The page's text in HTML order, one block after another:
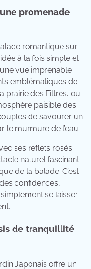
promenade
romantique sur
à la fois simple et
vue imprenable
emblématiques de
prairie des Filtres, ou
paisible des
de savourer un
le murmure de l’eau.
ses reflets rosés
naturel fascinant
de la balade. C’est
confidences,
se laisser
de tranquillité
Japonais offre un